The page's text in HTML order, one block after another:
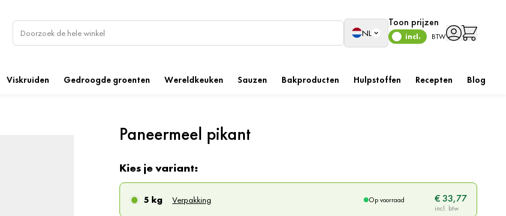
Taal
NL
Toon prijzen
incl. BTW
Viskruiden Gedroogde groenten Wereldkeuken Sauzen Bakproducten Hulpstoffen Recepten Blog
Paneermeel pikant
Kies je variant:
5 kg Verpakking Op voorraad € 33,77